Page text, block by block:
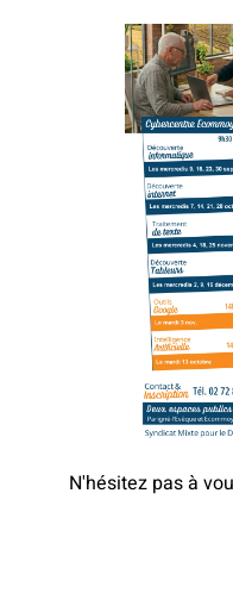
N'hésitez pas à